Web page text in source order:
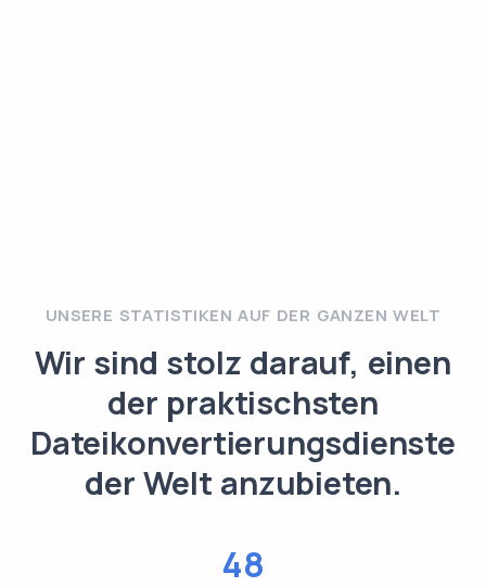
UNSERE STATISTIKEN AUF DER GANZEN WELT
Wir sind stolz darauf, einen
der praktischsten
Dateikonvertierungsdienste
der Welt anzubieten.
48